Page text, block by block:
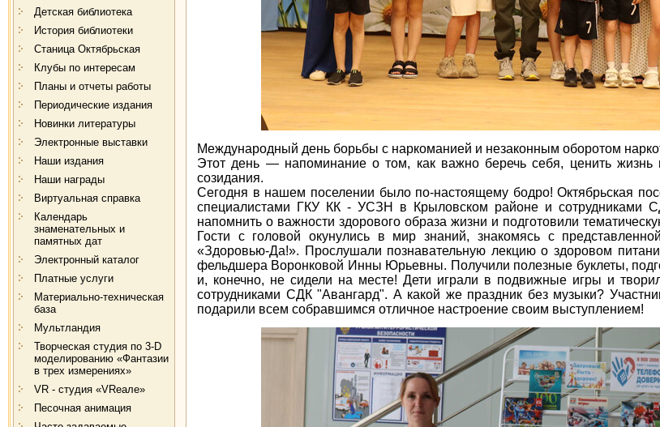
Детская библиотека
История библиотеки
Станица Октябрьская
Клубы по интересам
Планы и отчеты работы
Периодические издания
Новинки литературы
Электронные выставки
Наши издания
Наши награды
Виртуальная справка
Календарь
знаменательных и
памятных дат
Электронный каталог
Платные услуги
Материально-техническая
база
Мультландия
Творческая студия по 3-D
моделированию «Фантазии
в трех измерениях»
VR - студия «VRеале»
Песочная анимация
Международный день борьбы с наркоманией и незаконным оборотом
Этот день — напоминание о том, как важно беречь себя, ценить жизнь
созидания.
Сегодня в нашем поселении было по-настоящему бодро! Октябрьская
специалистами ГКУ КК - УСЗН в Крыловском районе и сотрудниками
напомнить о важности здорового образа жизни и подготовили
Гости с головой окунулись в мир знаний, знакомясь с
«Здоровью-Да!». Прослушали познавательную лекцию о здоровом
фельдшера Воронковой Инны Юрьевны. Получили полезные буклеты,
и, конечно, не сидели на месте! Дети играли в подвижные игры и
сотрудниками СДК "Авангард". А какой же праздник без музыки?
подарили всем собравшимся отличное настроение своим выступлением!